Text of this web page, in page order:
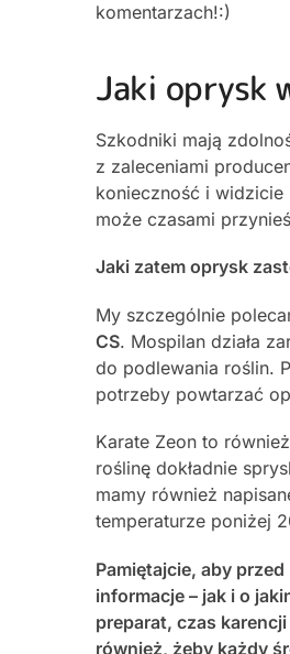
komentarzach!:)
Jaki oprysk
Szkodniki mają
z zaleceniami
konieczność i
może czasami
Jaki zatem oprysk
My szczególnie
CS. Mospilan działa
do podlewania roślin.
potrzeby powtarzać
Karate Zeon to
roślinę dokładnie
mamy również
temperaturze poniżej
Pamiętajcie, aby
informacje – jak i o
preparat, czas
również, żeby każdy